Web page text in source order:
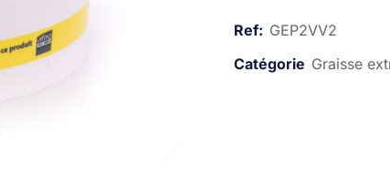
GEP2VV2
Graisse